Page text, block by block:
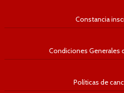
Constancia
Condiciones Generales
Políticas de